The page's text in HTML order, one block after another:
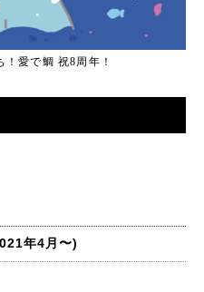
愛で鯛 祝8周年！
年4月〜)